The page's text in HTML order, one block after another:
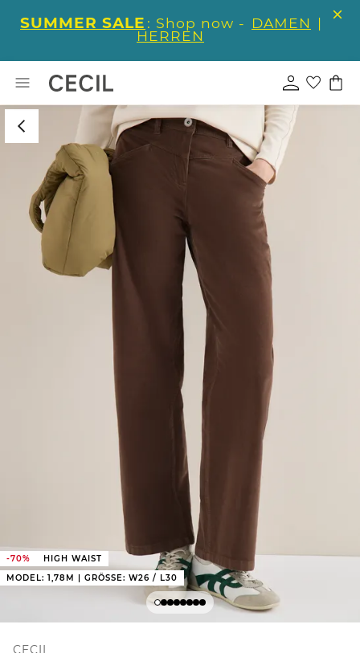
SUMMER SALE : Shop now - DAMEN |
HERREN
-70%
HIGH WAIST
MODEL: 1,78M | GRÖSSE: W26 / L30
CECIL